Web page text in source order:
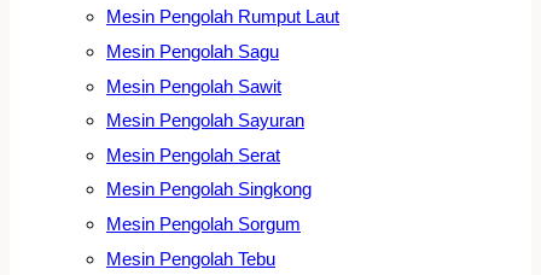
Mesin Pengolah Rumput Laut
Mesin Pengolah Sagu
Mesin Pengolah Sawit
Mesin Pengolah Sayuran
Mesin Pengolah Serat
Mesin Pengolah Singkong
Mesin Pengolah Sorgum
Mesin Pengolah Tebu